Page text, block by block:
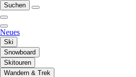
Suchen
Neues
Ski
Snowboard
Skitouren
Wandern & Trek